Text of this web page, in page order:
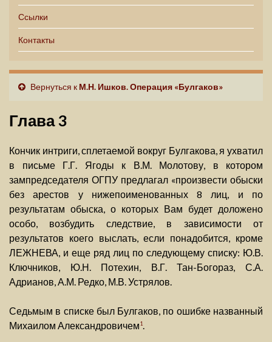
Ссылки
Контакты
Вернуться к М.Н. Ишков. Операция «Булгаков»
Глава 3
Кончик интриги, сплетаемой вокруг Булгакова, я ухватил
в письме Г.Г. Ягоды к В.М. Молотову, в котором
зампредседателя ОГПУ предлагал «произвести обыски
без арестов у нижепоименованных 8 лиц, и по
результатам обыска, о которых Вам будет доложено
особо, возбудить следствие, в зависимости от
результатов коего выслать, если понадобится, кроме
ЛЕЖНЕВА, и еще ряд лиц по следующему списку: Ю.В.
Ключников, Ю.Н. Потехин, В.Г. Тан-Богораз, С.А.
Адрианов, А.М. Редко, М.В. Устрялов.
Седьмым в списке был Булгаков, по ошибке названный
Михаилом Александровичем1.